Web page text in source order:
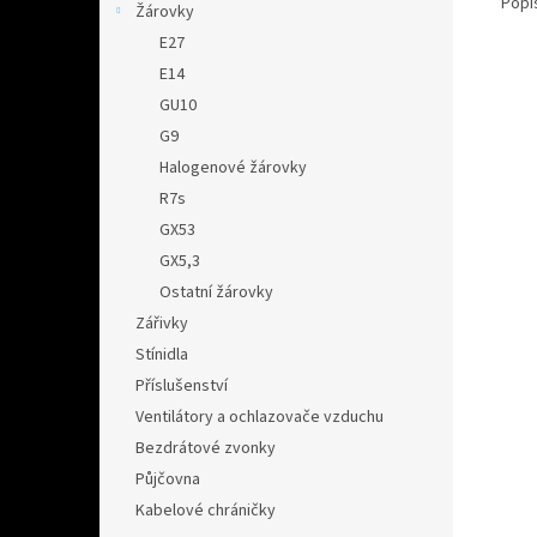
Žárovky
E27
E14
GU10
G9
Halogenové žárovky
R7s
GX53
GX5,3
Ostatní žárovky
Zářivky
Stínidla
Příslušenství
Ventilátory a ochlazovače vzduchu
Bezdrátové zvonky
Půjčovna
Kabelové chráničky